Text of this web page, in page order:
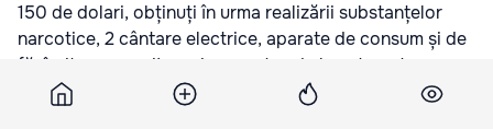
150 de dolari, obținuți în urma realizării substanțelor
narcotice, 2 cântare electrice, aparate de consum și de
fărâmițare a marijuanei, un cartuș de la automat
Kalașnikov.